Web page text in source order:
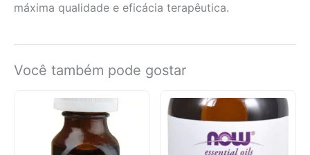
máxima qualidade e eficácia terapêutica.
Você também pode gostar